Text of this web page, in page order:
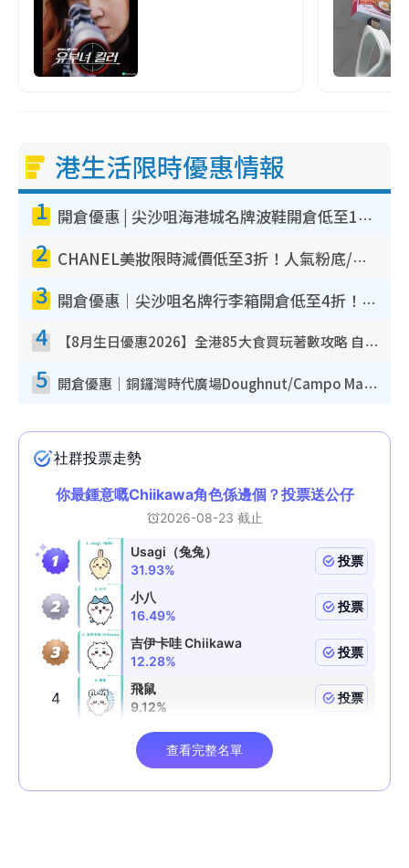
港生活限時優惠情報
1 開倉優惠 | 尖沙咀海港城名牌波鞋開倉低至1折！On鞋$899起／Joy&Peace鞋履$98起
2 CHANEL美妝限時減價低至3折！人氣粉底/唇膏/精華液低至$275！COCO香水都有平
3 開倉優惠｜尖沙咀名牌行李箱開倉低至4折！一連5日 American Tourister/ace./Hallmark $200起！
4 【8月生日優惠2026】全港85大食買玩著數攻略 自助餐/火鍋放題同行免費＋誠品/DONKI送現金券
5 開倉優惠｜銅鑼灣時代廣場Doughnut/Campo Marzio開倉低至1折！背囊、書包、手袋劈價$200起